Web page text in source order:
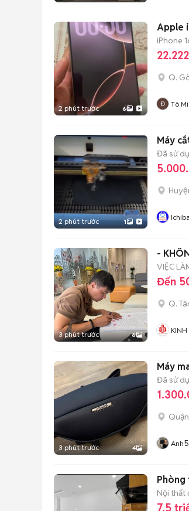
2 phút trước 6
Apple
iPhone
Q.
Tô
2 phút trước 1
Máy
Đã sử
3 phút trước 6
-
VIỆC
Đến
Q.
KINH
3 phút trước 4
Máy
Đã sử
Anh
Phòng
Nội thất
7,5